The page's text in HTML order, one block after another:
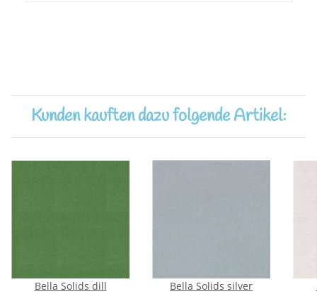
Kunden kauften dazu folgende Artikel:
Bella Solids dill
Bella Solids silver